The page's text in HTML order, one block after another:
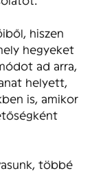
hiszen
hegyeket
ad arra,
helyett,
is, amikor
többé